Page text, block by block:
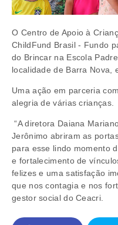
O Centro de Apoio à
ChildFund Brasil - Fundo
do Brincar na Escola
localidade de Barra Nova,
Uma ação em parceria
alegria de várias crianças.
“A diretora Daiana
Jerônimo abriram as
para esse lindo momento
e fortalecimento de
felizes e uma satisfação
que nos contagia e nos
gestor social do Ceacri.